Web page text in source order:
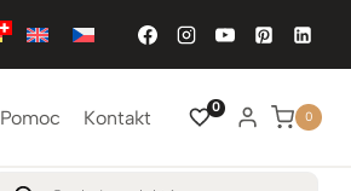
Pomoc Kontakt 0
0
Wyszukiwarka